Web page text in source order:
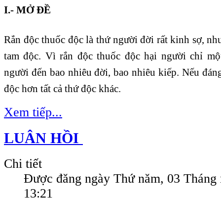
I.- MỞ ĐỀ
Rắn độc thuốc độc là thứ người đời rất kinh sợ,
tam độc. Vì rắn độc thuốc độc hại người chỉ
người đến bao nhiêu đời, bao nhiêu kiếp. Nếu
độc hơn tất cả thứ độc khác.
Xem tiếp...
LUÂN HỒI
Chi tiết
Được đăng ngày Thứ năm, 03
13:21